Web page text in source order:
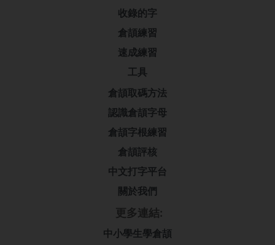
收錄的字
倉頡練習
速成練習
工具
倉頡取碼方法
認識倉頡字母
倉頡字根練習
倉頡評核
中文打字平台
關於我們
更多連結:
中小學生學倉頡